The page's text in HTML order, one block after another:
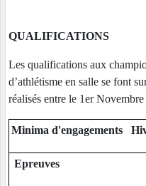
QUALIFICATIONS
Les qualifications aux
d’athlétisme en salle se font
réalisés entre le 1er
Minima d'engagements
Epreuves